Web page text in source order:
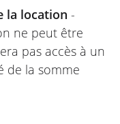
la location -
ne peut être
pas accès à un
de la somme